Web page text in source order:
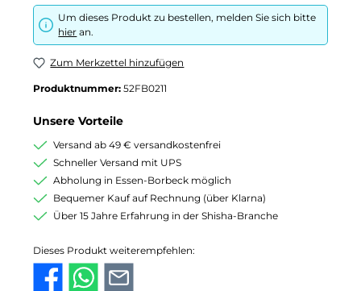
Um dieses Produkt zu bestellen, melden Sie sich bitte
hier an.
Zum Merkzettel hinzufügen
Produktnummer: 52FB0211
Unsere Vorteile
Versand ab 49 € versandkostenfrei
Schneller Versand mit UPS
Abholung in Essen-Borbeck möglich
Bequemer Kauf auf Rechnung (über Klarna)
Über 15 Jahre Erfahrung in der Shisha-Branche
Dieses Produkt weiterempfehlen: